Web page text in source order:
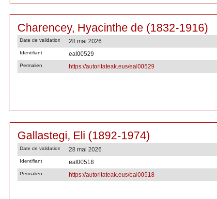
Charencey, Hyacinthe de (1832-1916)
Date de validation 28 mai 2026
Identifiant eal00529
Permalien https://autoritateak.eus/eal00529
Gallastegi, Eli (1892-1974)
Date de validation 28 mai 2026
Identifiant eal00518
Permalien https://autoritateak.eus/eal00518